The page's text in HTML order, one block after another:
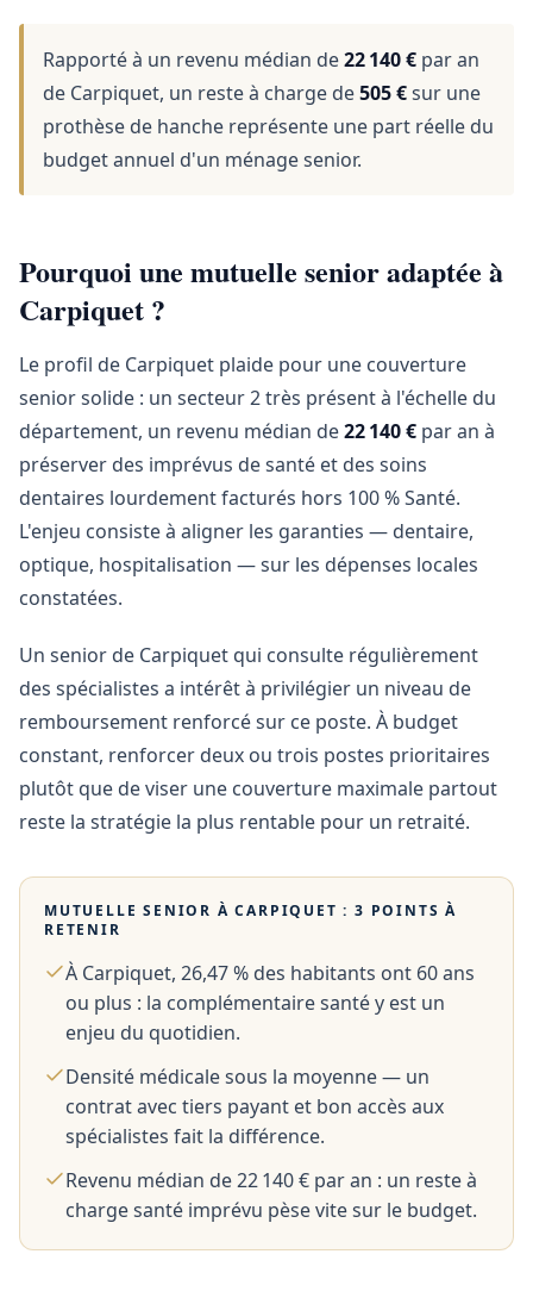
Rapporté à un revenu médian de22 140 € par an
de Carpiquet, un reste à charge de505 €sur une
prothèse de hanche représente une part réelle du
budget annuel d'un ménage senior.
Pourquoi une mutuelle senior adaptée à
Carpiquet ?
Le profil de Carpiquet plaide pour une couverture
senior solide : un secteur 2 très présent à l'échelle du
département, un revenu médian de22 140 € par an à
préserver des imprévus de santé et des soins
dentaires lourdement facturés hors 100 % Santé.
L'enjeu consiste à aligner les garanties — dentaire,
optique, hospitalisation — sur les dépenses locales
constatées.
Un senior de Carpiquet qui consulte régulièrement
des spécialistes a intérêt à privilégier un niveau de
remboursement renforcé sur ce poste. À budget
constant, renforcer deux ou trois postes prioritaires
plutôt que de viser une couverture maximale partout
reste la stratégie la plus rentable pour un retraité.
MUTUELLE SENIOR ÀCARPIQUET : 3 POINTS À
RETENIR
À Carpiquet, 26,47 % des habitants ont 60 ans
ou plus : la complémentaire santé y est un
enjeu du quotidien.
Densité médicale sous la moyenne — un
contrat avec tiers payant et bon accès aux
spécialistes fait la différence.
Revenu médian de 22 140 € par an : un reste à
charge santé imprévu pèse vite sur le budget.